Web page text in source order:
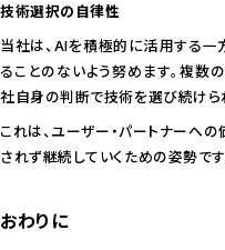
技術選択の自律性
当社は、AIを積極的に活用する
ることのないよう努めます。複数
社自身の判断で技術を選び続けら
これは、ユーザー・パートナーへ
されず継続していくための姿勢です
おわりに